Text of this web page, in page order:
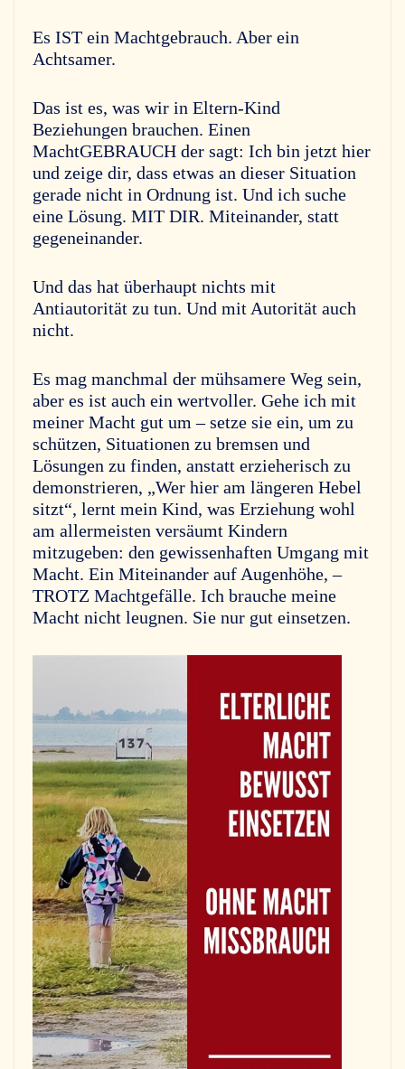
Es IST ein Machtgebrauch. Aber ein
Achtsamer.
Das ist es, was wir in Eltern-Kind
Beziehungen brauchen. Einen
MachtGEBRAUCH der sagt: Ich bin jetzt hier
und zeige dir, dass etwas an dieser Situation
gerade nicht in Ordnung ist. Und ich suche
eine Lösung. MIT DIR. Miteinander, statt
gegeneinander.
Und das hat überhaupt nichts mit
Antiautorität zu tun. Und mit Autorität auch
nicht.
Es mag manchmal der mühsamere Weg sein,
aber es ist auch ein wertvoller. Gehe ich mit
meiner Macht gut um – setze sie ein, um zu
schützen, Situationen zu bremsen und
Lösungen zu finden, anstatt erzieherisch zu
demonstrieren, „Wer hier am längeren Hebel
sitzt“, lernt mein Kind, was Erziehung wohl
am allermeisten versäumt Kindern
mitzugeben: den gewissenhaften Umgang mit
Macht. Ein Miteinander auf Augenhöhe, –
TROTZ Machtgefälle. Ich brauche meine
Macht nicht leugnen. Sie nur gut einsetzen.